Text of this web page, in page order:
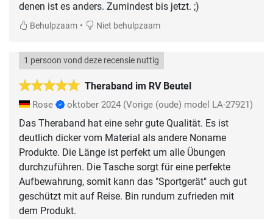
denen ist es anders. Zumindest bis jetzt. ;)
Behulpzaam • Niet behulpzaam
Theraband im RV Beutel
1 persoon vond deze recensie nuttig
Rose oktober 2024 (Vorige (oude) model LA-27921)
Das Theraband hat eine sehr gute Qualität. Es ist
deutlich dicker vom Material als andere Noname
Produkte. Die Länge ist perfekt um alle Übungen
durchzuführen. Die Tasche sorgt für eine perfekte
Aufbewahrung, somit kann das "Sportgerät" auch gut
geschützt mit auf Reise. Bin rundum zufrieden mit
dem Produkt.